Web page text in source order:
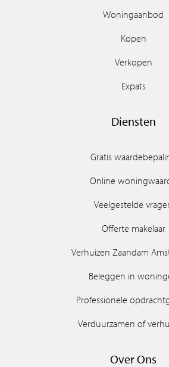
Woningaanbod
Kopen
Verkopen
Expats
Diensten
Gratis
Online
Veelgestelde
Offerte makelaar
Verhuizen Zaandam
Beleggen in
Professionele
Verduurzamen of
Over Ons